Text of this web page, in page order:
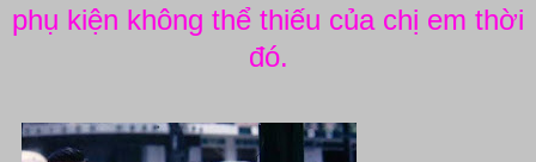
phụ kiện không thể thiếu của chị em thời
đó.